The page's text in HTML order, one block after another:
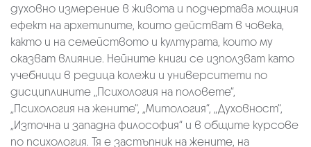
духовно измерение в живота и подчертава мощния
ефект на архетипите, които действат в човека,
както и на семейството и културата, които му
оказват влияние. Нейните книги се използват като
учебници в редица колежи и университети по
дисциплините „Психология на половете“,
„Психология на жените“, „Митология“, „Духовност“,
„Източна и западна философия“ и в общите курсове
по психология. Тя е застъпник на жените, на